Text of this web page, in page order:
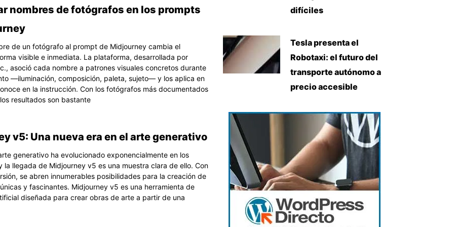
nombres de fotógrafos en los prompts
de un fotógrafo al prompt de Midjourney cambia el
visible e inmediata. La plataforma, desarrollada por
asoció cada nombre a patrones visuales concretos durante
—iluminación, composición, paleta, sujeto— y los aplica en
en la instrucción. Con los fotógrafos más documentados
resultados son bastante
v5: Una nueva era en el arte generativo
generativo ha evolucionado exponencialmente en los
la llegada de Midjourney v5 es una muestra clara de ello. Con
se abren innumerables posibilidades para la creación de
y fascinantes. Midjourney v5 es una herramienta de
diseñada para crear obras de arte a partir de una
difíciles
Tesla presenta el
Robotaxi: el futuro del
transporte autónomo a
precio accesible